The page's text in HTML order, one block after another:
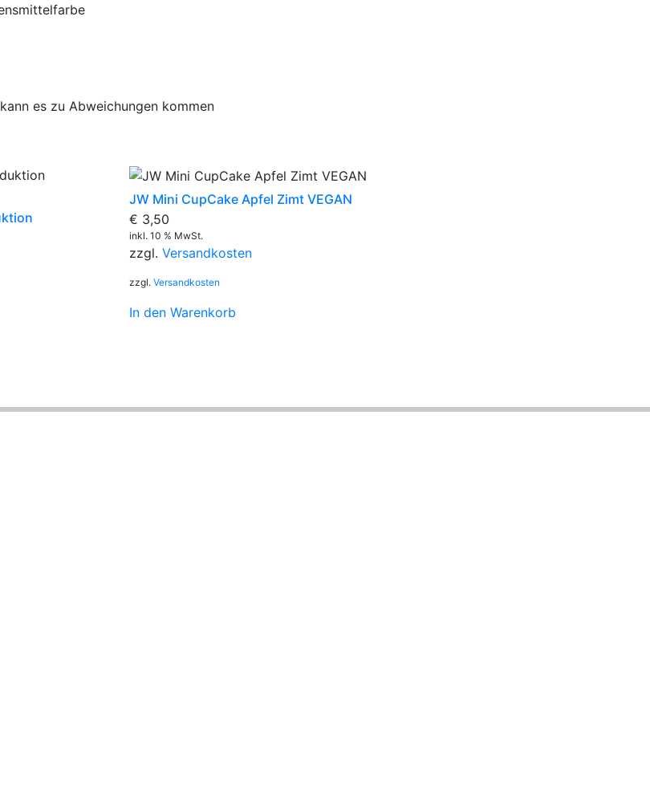
es zu Abweichungen kommen
JW Mini CupCake Apfel Zimt VEGAN
€ 3,50
inkl. 10 % MwSt.
zzgl. Versandkosten
zzgl. Versandkosten
In den Warenkorb